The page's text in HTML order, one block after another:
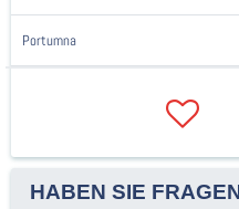
Portumna
HABEN SIE